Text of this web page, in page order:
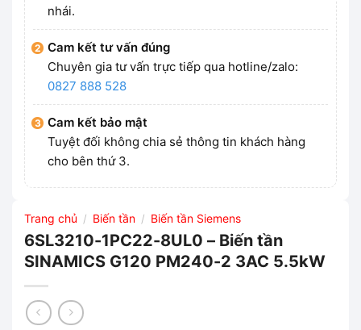
nhái.
Cam kết tư vấn đúng
Chuyên gia tư vấn trực tiếp qua hotline/zalo:
0827 888 528
Cam kết bảo mật
Tuyệt đối không chia sẻ thông tin khách hàng
cho bên thứ 3.
Trang chủ / Biến tần / Biến tần Siemens
6SL3210-1PC22-8UL0 – Biến tần
SINAMICS G120 PM240-2 3AC 5.5kW